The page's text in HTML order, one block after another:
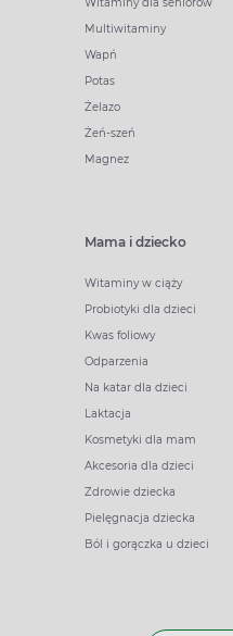
Witaminy dla seniorów
Multiwitaminy
Wapń
Potas
Żelazo
Żeń-szeń
Magnez
Mama i dziecko
Witaminy w ciąży
Probiotyki dla dzieci
Kwas foliowy
Odparzenia
Na katar dla dzieci
Laktacja
Kosmetyki dla mam
Akcesoria dla dzieci
Zdrowie dziecka
Pielęgnacja dziecka
Ból i gorączka u dzieci